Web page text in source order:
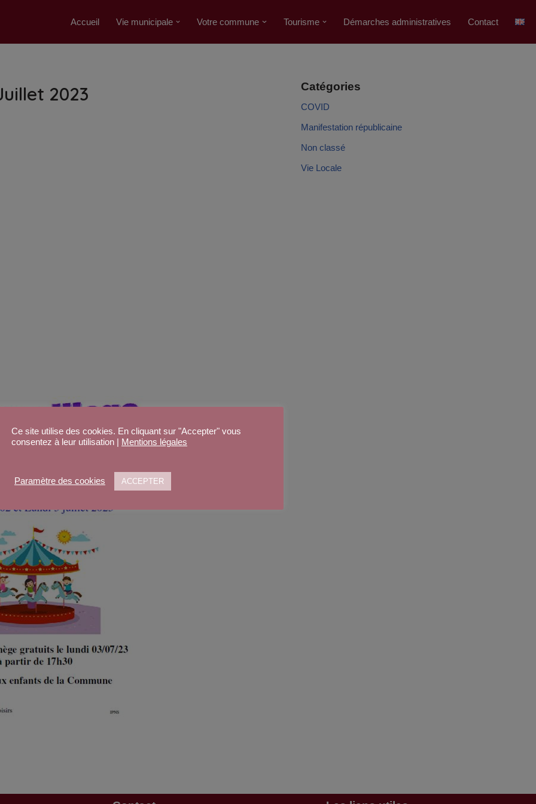
Accueil Vie municipale Votre commune Tourisme Démarches administratives Contact
2023 Catégories
COVID
Manifestation républicaine
Non classé
Vie Locale
Ce site utilise des cookies. En cliquant sur "Accepter" vous
consentez à leur utilisation | Mentions légales
Paramètre des cookies ACCEPTER